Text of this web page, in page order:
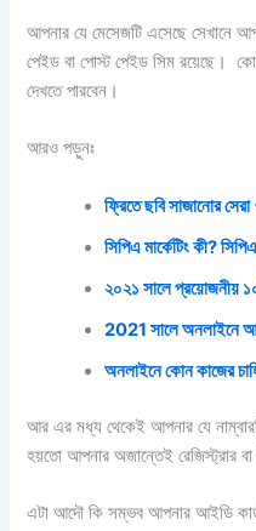
আপনার যে মেসেজটি এসেছে সেখানে
পেইড বা পোস্ট পেইড সিম রয়েছে।
দেখতে পারবেন।
আরও পড়ুনঃ
ফ্রিতে ছবি সাজানোর
সিপিএ মার্কেটিং কী?
২০২১ সালে প্রয়োজনীয়
2021 সালে অনলাইনে
অনলাইনে কোন কাজের
আর এর মধ্য থেকেই আপনার যে
হয়তো আপনার অজান্তেই রেজিস্ট্রার
এটা আদৌ কি সম্ভব আপনার আইডি